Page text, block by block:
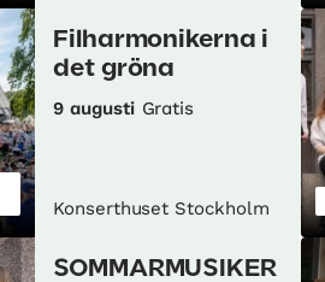
Filharmonikerna i
det gröna
9 augusti Gratis
Konserthuset Stockholm
SOMMARMUSIKER